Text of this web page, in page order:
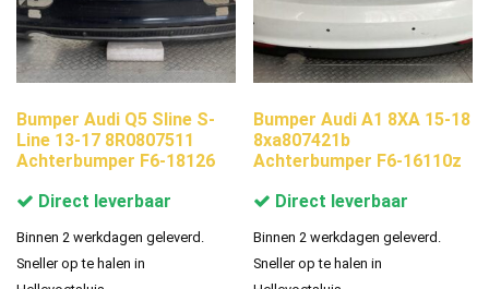
Bumper Audi Q5 Sline S-
Line 13-17 8R0807511
Achterbumper F6-18126
Direct leverbaar
Binnen 2 werkdagen geleverd.
Sneller op te halen in
Bumper Audi A1 8XA 15-18
8xa807421b
Achterbumper F6-16110z
Direct leverbaar
Binnen 2 werkdagen geleverd.
Sneller op te halen in